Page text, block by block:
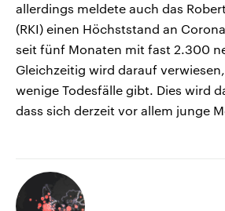
allerdings meldete auch das
(RKI) einen Höchststand an
seit fünf Monaten mit fast 2.300
Gleichzeitig wird darauf
wenige Todesfälle gibt. Dies wird
dass sich derzeit vor allem junge